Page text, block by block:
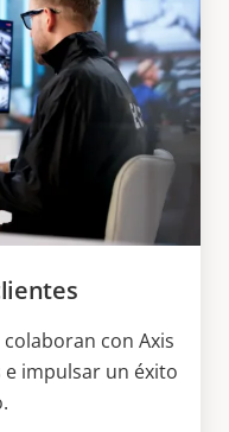
con Axis
impulsar un éxito